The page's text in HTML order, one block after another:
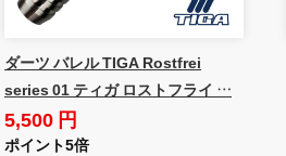
ダーツ バレル TIGA Rostfrei
series 01 ティガ ロストフライ …
5,500 円
ポイント5倍